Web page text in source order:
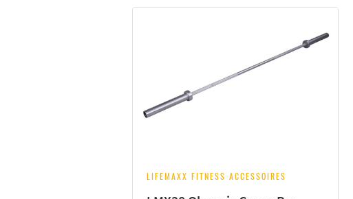
LIFEMAXX FITNESS ACCESSOIRES